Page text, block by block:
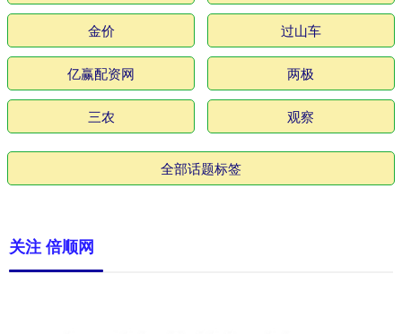
金价 过山车
亿赢配资网 两极
三农 观察
全部话题标签
关注 倍顺网